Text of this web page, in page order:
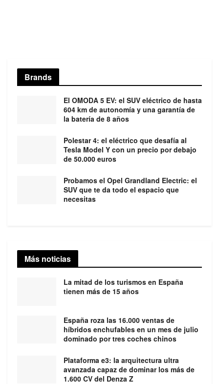
Brands
El OMODA 5 EV: el SUV eléctrico de hasta
604 km de autonomía y una garantía de
la batería de 8 años
Polestar 4: el eléctrico que desafía al
Tesla Model Y con un precio por debajo
de 50.000 euros
Probamos el Opel Grandland Electric: el
SUV que te da todo el espacio que
necesitas
Más noticias
La mitad de los turismos en España
tienen más de 15 años
España roza las 16.000 ventas de
híbridos enchufables en un mes de julio
dominado por tres coches chinos
Plataforma e3: la arquitectura ultra
avanzada capaz de dominar los más de
1.600 CV del Denza Z